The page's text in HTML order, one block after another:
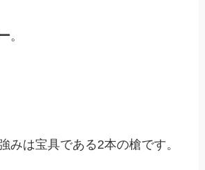
。
みは宝具である2本の槍です。